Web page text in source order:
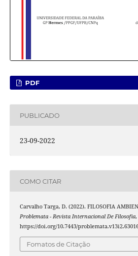
PDF
PUBLICADO
23-09-2022
COMO CITAR
Carvalho Targa, D. (2022). FILOSOFIA
Problemata - Revista Internacional De Filosofia,
https://doi.org/10.7443/
Fomatos de Citação